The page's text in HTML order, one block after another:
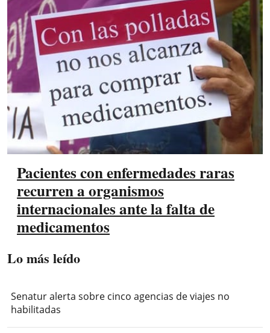
Pacientes con enfermedades raras
recurren a organismos
internacionales ante la falta de
medicamentos
Lo más leído
Senatur alerta sobre cinco agencias de viajes no
habilitadas